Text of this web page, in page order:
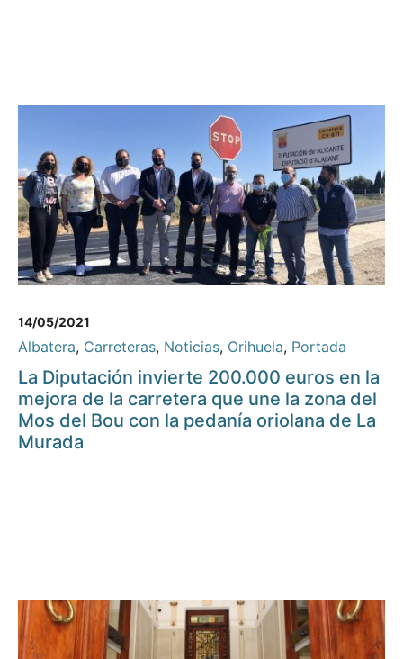
14/05/2021
Albatera, Carreteras, Noticias, Orihuela, Portada
La Diputación invierte 200.000 euros en la
mejora de la carretera que une la zona del
Mos del Bou con la pedanía oriolana de La
Murada